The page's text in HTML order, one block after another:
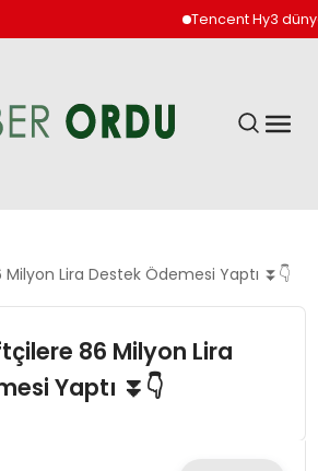
Tencent Hy3 dünya
Lira Destek Ödemesi Yaptı ⏬👇
86 Milyon Lira
Yaptı ⏬👇